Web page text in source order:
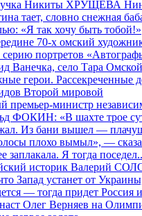
Никиты ХРУЩЕВА
тает, словно снежная
«Я так хочу быть тобой!»
герои. Рассекреченные
Второй мировой
премьер-министр
ФОКИН: «В шахте трое
Из бани вышел —
плохо вымыл», —
заплакала. Я тогда
историк Валерий
Запад устанет от
— тогда придет Россия